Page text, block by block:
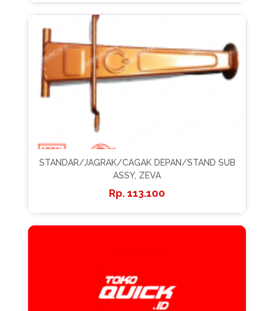
STANDAR/JAGRAK/CAGAK DEPAN/STAND SUB
ASSY, ZEVA
113.100